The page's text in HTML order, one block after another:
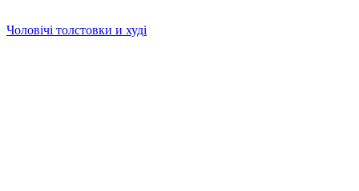
Чоловічі толстовки и худі